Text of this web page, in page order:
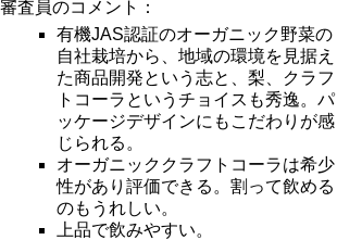
審査員のコメント：
有機JAS認証のオーガニック野菜の
自社栽培から、地域の環境を見据え
た商品開発という志と、梨、クラフ
トコーラというチョイスも秀逸。パ
ッケージデザインにもこだわりが感
じられる。
オーガニッククラフトコーラは希少
性があり評価できる。割って飲める
のもうれしい。
上品で飲みやすい。